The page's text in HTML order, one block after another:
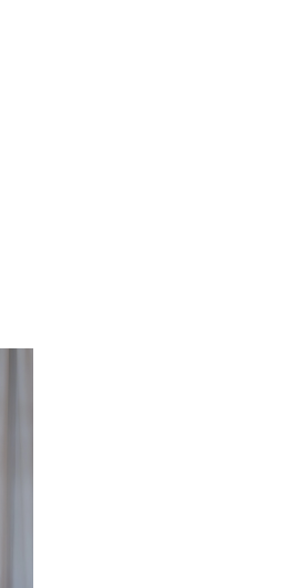
Zgoda
Cookies to małe pliki danych,
stron internetowych. Używamy